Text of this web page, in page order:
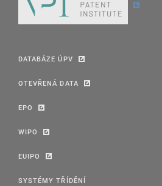
DATABÁZE ÚPV
OTEVŘENÁ DATA
EPO
WIPO
EUIPO
SYSTÉMY TŘÍDĚNÍ